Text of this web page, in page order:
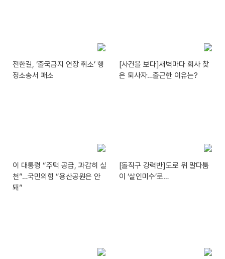
전한길, ‘출국금지 연장 취소’ 행
정소송서 패소
[사건을 보다]새벽마다 회사 찾
은 퇴사자…출근한 이유는?
이 대통령 “주택 공급, 과감히 실
천”…국민의힘 “용산공원은 안
돼”
[돌직구 강력반]도로 위 말다툼
이 ‘살인미수’로…